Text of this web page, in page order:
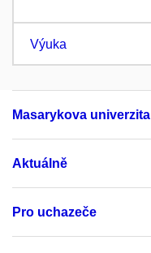
Výuka
Masarykova univerzita
Aktuálně
Pro uchazeče